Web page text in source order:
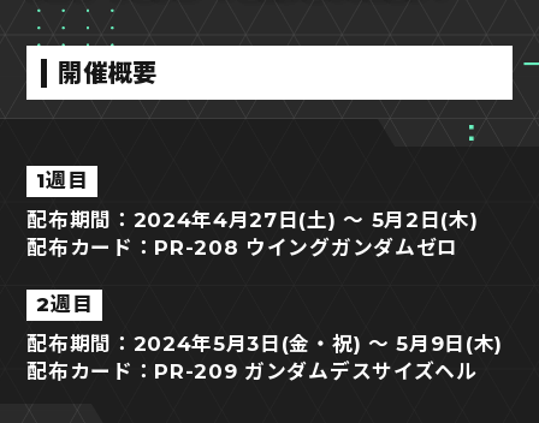
開催概要
1週目
配布期間：2024年4月27日(土) ～ 5月2日(木)
配布カード：PR-208 ウイングガンダムゼロ
2週目
配布期間：2024年5月3日(金・祝) ～ 5月9日(木)
配布カード：PR-209 ガンダムデスサイズヘル